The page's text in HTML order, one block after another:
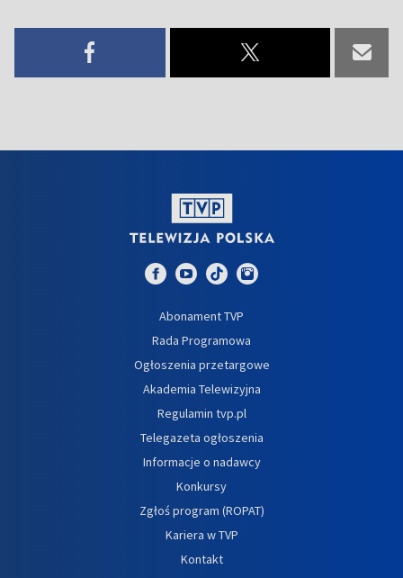
Abonament TVP
Rada Programowa
Ogłoszenia przetargowe
Akademia Telewizyjna
Regulamin tvp.pl
Telegazeta ogłoszenia
Informacje o nadawcy
Konkursy
Zgłoś program (ROPAT)
Kariera w TVP
Kontakt